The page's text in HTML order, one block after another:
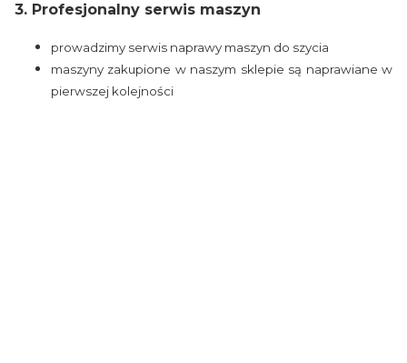
3. Profesjonalny serwis maszyn
prowadzimy serwis naprawy maszyn do szycia
maszyny zakupione w naszym sklepie są naprawiane w
pierwszej kolejności